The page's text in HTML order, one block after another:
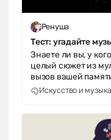
Ренуша
Тест: угадайте
Знаете ли вы, у
целый сюжет из
вызов вашей
Искусство и музыка